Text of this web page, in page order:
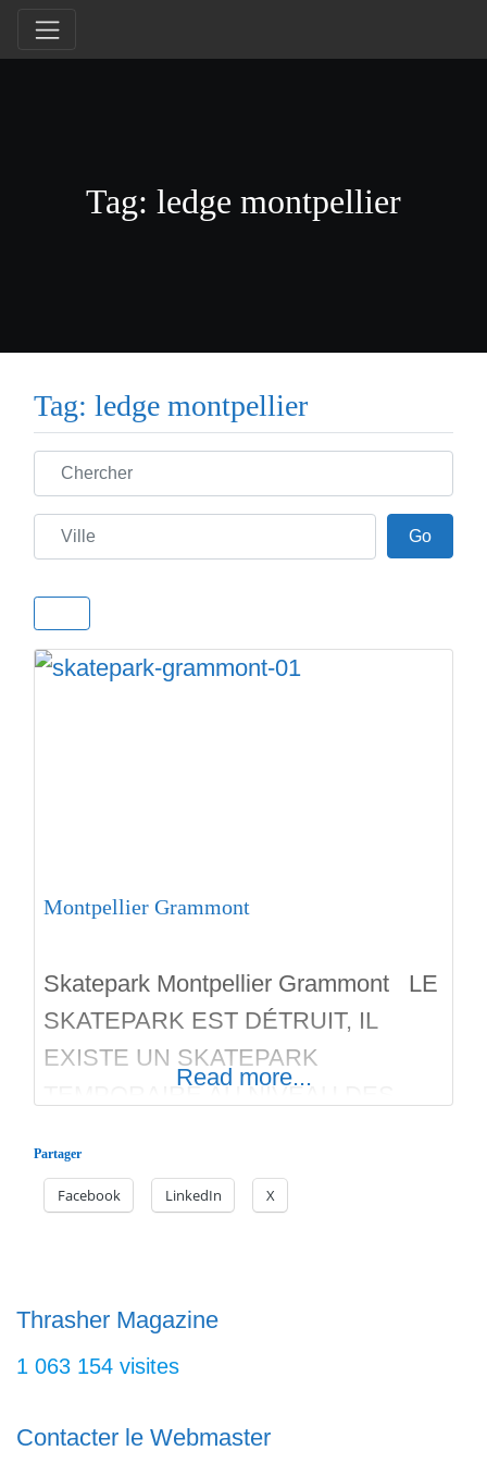
Tag: ledge montpellier
Tag: ledge montpellier
Chercher
Ville GoGo
Montpellier Grammont
Skatepark Montpellier Grammont LE
SKATEPARK EST DÉTRUIT, IL
EXISTE UN SKATEPARK
TEMPORAIRE AU NIVEAU DES
1991, il prend la suite du skatepark
d’Antigone. Il reste l’un des plus
skateboard) pour plus de 3 000 m2
qui comprennent : -une
Read more...
Partager
Facebook LinkedIn X
Thrasher Magazine
1 063 154 visites
Contacter le Webmaster